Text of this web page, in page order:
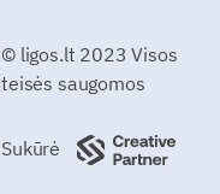
© ligos.lt 2023 Visos
teisės saugomos
Sukūrė